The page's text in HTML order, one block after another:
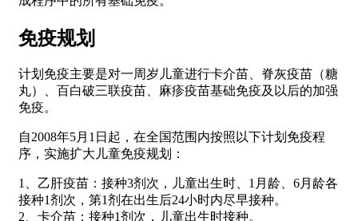
免疫规划
计划免疫主要是对一周岁儿童进行卡介苗、脊灰疫苗（糖
丸）、百白破三联疫苗、麻疹疫苗基础免疫及以后的加强
免疫。
自2008年5月1日起，在全国范围内按照以下计划免疫程
序，实施扩大儿童免疫规划：
1、乙肝疫苗：接种3剂次，儿童出生时、1月龄、6月龄各
接种1剂次，第1剂在出生后24小时内尽早接种。
2、卡介苗：接种1剂次，儿童出生时接种。